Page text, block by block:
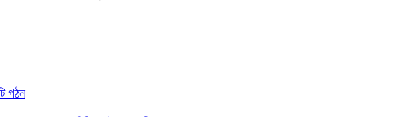
গঠন